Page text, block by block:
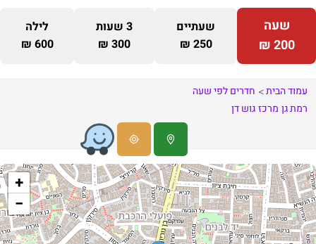
שעה
200 ₪
שעתיים
250 ₪
3 שעות
300 ₪
לילה
600 ₪
עמוד הבית
חדרים לפי שעה
רמת גן מרכזגוש דן
+
−